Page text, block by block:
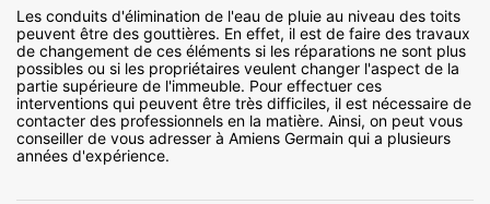
Les conduits d'élimination de l'eau de pluie au niveau des toits
peuvent être des gouttières. En effet, il est de faire des travaux
de changement de ces éléments si les réparations ne sont plus
possibles ou si les propriétaires veulent changer l'aspect de la
partie supérieure de l'immeuble. Pour effectuer ces
interventions qui peuvent être très difficiles, il est nécessaire de
contacter des professionnels en la matière. Ainsi, on peut vous
conseiller de vous adresser à Amiens Germain qui a plusieurs
années d'expérience.